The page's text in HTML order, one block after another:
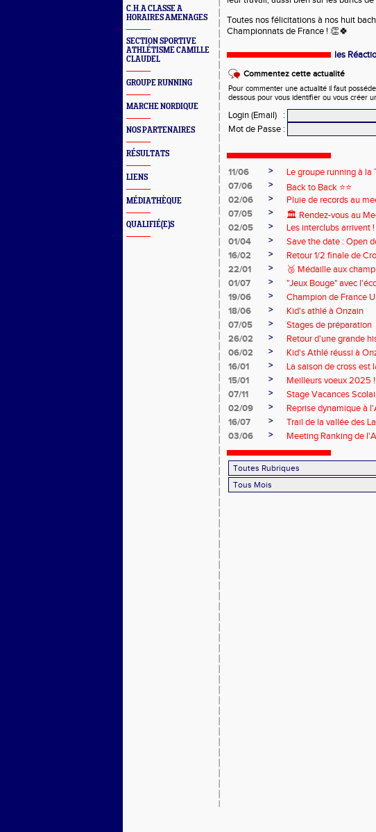
C.H.A CLASSE A
HORAIRES AMENAGES
SECTION SPORTIVE
ATHLÉTISME CAMILLE
CLAUDEL
GROUPE RUNNING
MARCHE NORDIQUE
NOS PARTENAIRES
RÉSULTATS
LIENS
MÉDIATHÈQUE
QUALIFIÉ(E)S
Toutes nos félicitations à nos huit
Championnats de France ! 👏🍀
les
Commentez cette actualité
Pour commenter une actualité il faut
dessous pour vous identifier ou vous créer
Login (Email)
:
Mot de Passe :
11/06 >
Le groupe running à la
07/06
>
Back to Back ⭐️⭐️
02/06
>
Pluie de records au
07/05
>
🏛️ Rendez-vous au
02/05
>
Les interclubs arrivent !
01/04
>
Save the date : Open
16/02
>
Retour 1/2 finale de
22/01
>
🥉 Médaille aux
01/07
>
"Jeux Bouge" avec
19/06
>
Champion de France
18/06
>
Kid's athlé à Onzain
07/05
>
Stages de préparation
26/02
>
Retour d'une grande
06/02
>
Kid's Athlé réussi à
16/01
>
La saison de cross est
15/01
>
Meilleurs voeux 2025 !
07/11
>
Stage Vacances
02/09
>
Reprise dynamique à
16/07
>
Trail de la vallée des
03/06
> Meeting Ranking de